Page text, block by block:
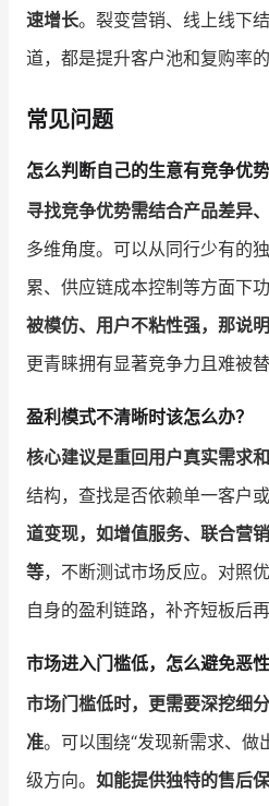
速增长。裂变营销、线上线下
道，都是提升客户池和复购率的
常见问题
怎么判断自己的生意有竞争优势
寻找竞争优势需结合产品差异
多维角度。可以从同行少有的
累、供应链成本控制等方面下功
被模仿、用户不粘性强，那说
更青睐拥有显著竞争力且难被替
盈利模式不清晰时该怎么办？
核心建议是重回用户真实需求
结构，查找是否依赖单一客户或
道变现，如增值服务、联合营
等，不断测试市场反应。对照
自身的盈利链路，补齐短板后
市场进入门槛低，怎么避免恶性
市场门槛低时，更需要深挖细
准。可以围绕“发现新需求、做
级方向。 如能提供独特的售后